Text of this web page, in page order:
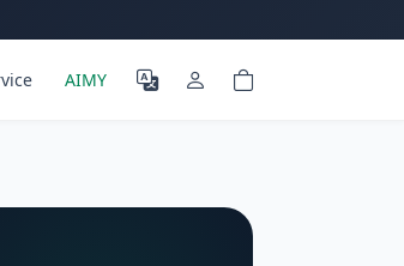
AIMY